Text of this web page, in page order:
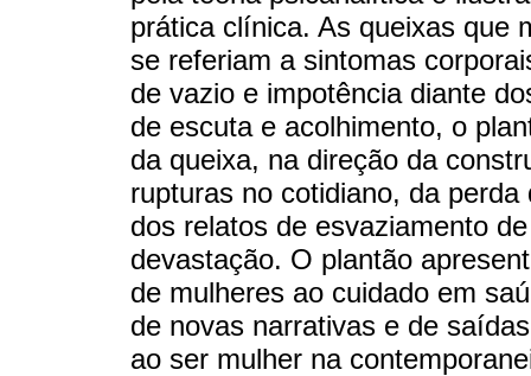
prática clínica. As queixas que
se referiam a sintomas
de vazio e impotência diante
de escuta e acolhimento, o
da queixa, na direção da
rupturas no cotidiano, da
dos relatos de esvaziamento
devastação. O plantão
de mulheres ao cuidado em
de novas narrativas e de
ao ser mulher na